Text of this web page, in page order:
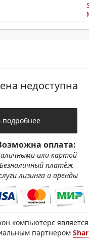
недоступна
подробнее
оплата:
или картой
Безналичный платёж
лизинга и аренды
компьютерс является
партнером